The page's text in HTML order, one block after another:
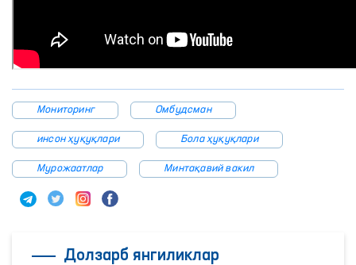
Мониторинг Омбудсман
инсон ҳуқуқлари Бола ҳуқуқлари
Мурожаатлар Минтақавий вакил
Долзарб янгиликлар